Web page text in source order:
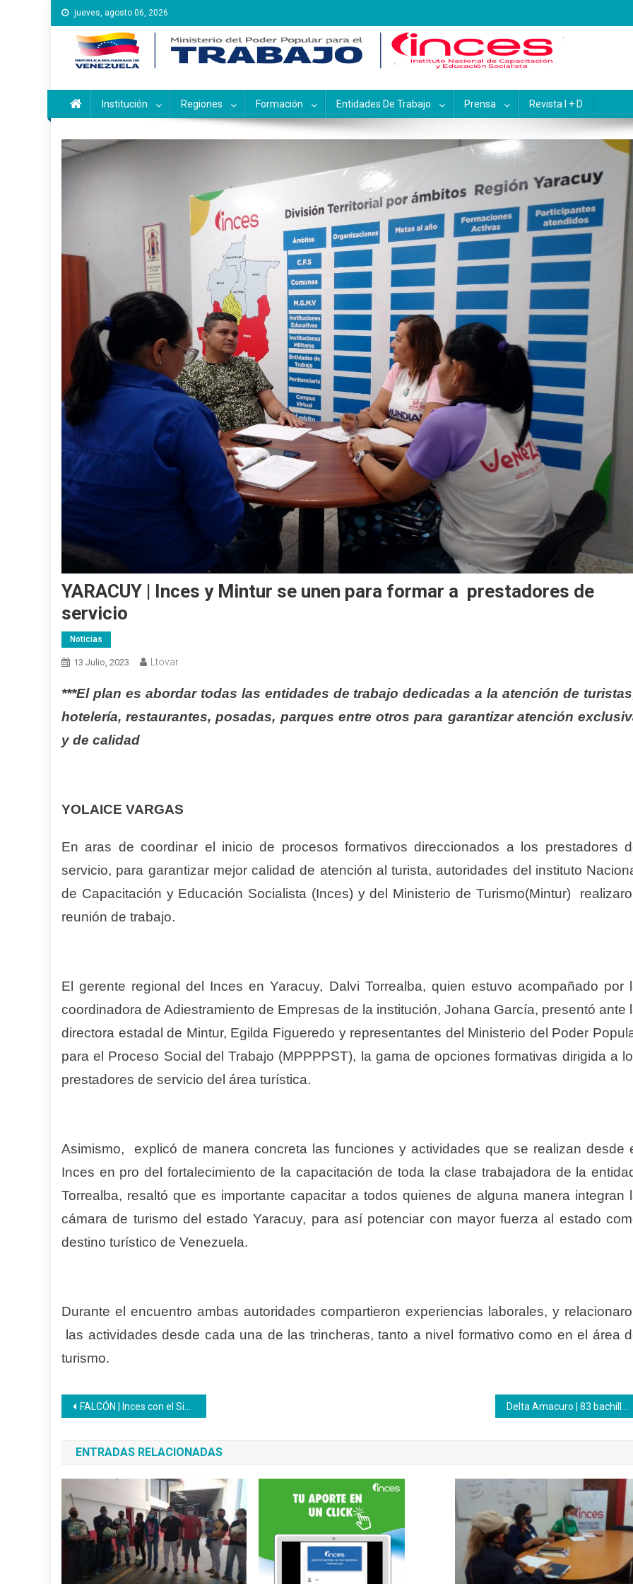
Saltar
al
contenido
jueves, agosto 06, 2026
Instituto Nacional de Capacitación y Educación
Inces
Institución Regiones Formación Entidades De Trabajo Prensa Revista I + D
YARACUY | Inces y Mintur se unen para formar a prestadores de
servicio
Noticias
13 Julio, 2023 Ltovar
***El plan es abordar todas las entidades de trabajo dedicadas a la atención de
hotelería, restaurantes, posadas, parques entre otros para garantizar atención
y de calidad
YOLAICE VARGAS
En aras de coordinar el inicio de procesos formativos direccionados a los prestadores
servicio, para garantizar mejor calidad de atención al turista, autoridades del instituto
de Capacitación y Educación Socialista (Inces) y del Ministerio de Turismo(Mintur)
reunión de trabajo.
El gerente regional del Inces en Yaracuy, Dalvi Torrealba, quien estuvo acompañado por
coordinadora de Adiestramiento de Empresas de la institución, Johana García, presentó ante
directora estadal de Mintur, Egilda Figueredo y representantes del Ministerio del Poder
para el Proceso Social del Trabajo (MPPPPST), la gama de opciones formativas dirigida a
prestadores de servicio del área turística.
Asimismo, explicó de manera concreta las funciones y actividades que se realizan desde
Inces en pro del fortalecimiento de la capacitación de toda la clase trabajadora de la
Torrealba, resaltó que es importante capacitar a todos quienes de alguna manera integran
cámara de turismo del estado Yaracuy, para así potenciar con mayor fuerza al estado
destino turístico de Venezuela.
Durante el encuentro ambas autoridades compartieron experiencias laborales, y
las actividades desde cada una de las trincheras, tanto a nivel formativo como en el área
turismo.
Navegación
de
entradas
FALCÓN | Inces con el Sistema Comunal trazan estrategias para la consolidación del Plan Formativo Comunal Delta Amacuro | 83 bachilleres del liceo bolivariano José Enrique Rodó realizaron muestra productiva Inces.
ENTRADAS RELACIONADAS